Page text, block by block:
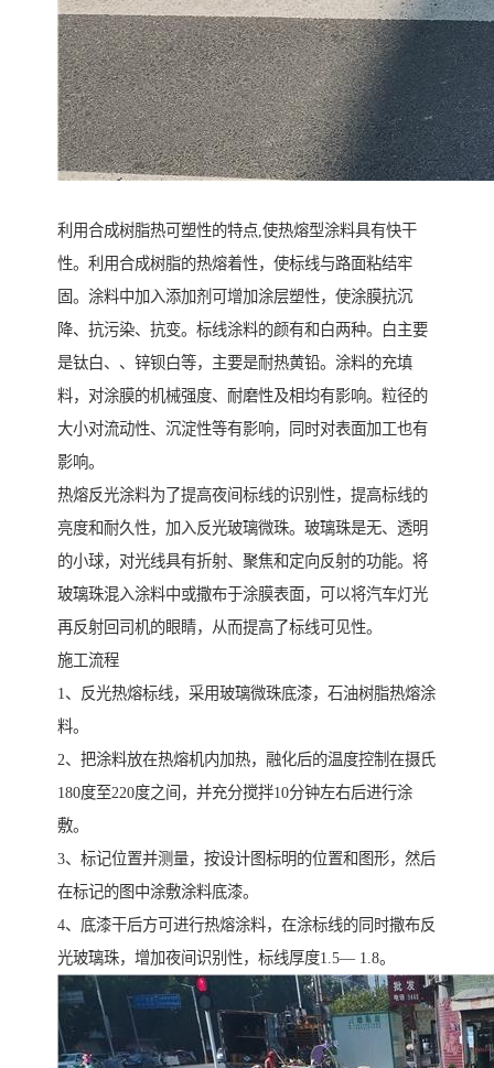
利用合成树脂热可塑性的特点,使热熔型涂料具有快干
性。利用合成树脂的热熔着性，使标线与路面粘结牢
固。涂料中加入添加剂可增加涂层塑性，使涂膜抗沉
降、抗污染、抗变。标线涂料的颜有和白两种。白主要
是钛白、、锌钡白等，主要是耐热黄铅。涂料的充填
料，对涂膜的机械强度、耐磨性及相均有影响。粒径的
大小对流动性、沉淀性等有影响，同时对表面加工也有
影响。
热熔反光涂料为了提高夜间标线的识别性，提高标线的
亮度和耐久性，加入反光玻璃微珠。玻璃珠是无、透明
的小球，对光线具有折射、聚焦和定向反射的功能。将
玻璃珠混入涂料中或撒布于涂膜表面，可以将汽车灯光
再反射回司机的眼睛，从而提高了标线可见性。
施工流程
1、反光热熔标线，采用玻璃微珠底漆，石油树脂热熔涂
料。
2、把涂料放在热熔机内加热，融化后的温度控制在摄氏
180度至220度之间，并充分搅拌10分钟左右后进行涂
敷。
3、标记位置并测量，按设计图标明的位置和图形，然后
在标记的图中涂敷涂料底漆。
4、底漆干后方可进行热熔涂料，在涂标线的同时撒布反
光玻璃珠，增加夜间识别性，标线厚度1.5— 1.8。